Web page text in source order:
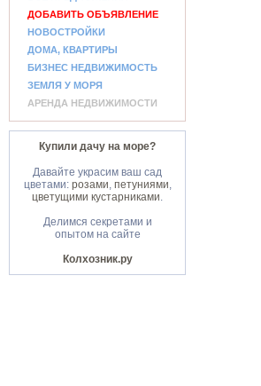
ДОБАВИТЬ ОБЪЯВЛЕНИЕ
НОВОСТРОЙКИ
ДОМА, КВАРТИРЫ
БИЗНЕС НЕДВИЖИМОСТЬ
ЗЕМЛЯ У МОРЯ
АРЕНДА НЕДВИЖИМОСТИ
Купили дачу на море?
Давайте украсим ваш сад
цветами: розами, петуниями,
цветущими кустарниками.
Делимся секретами и
опытом на сайте
Колхозник.ру